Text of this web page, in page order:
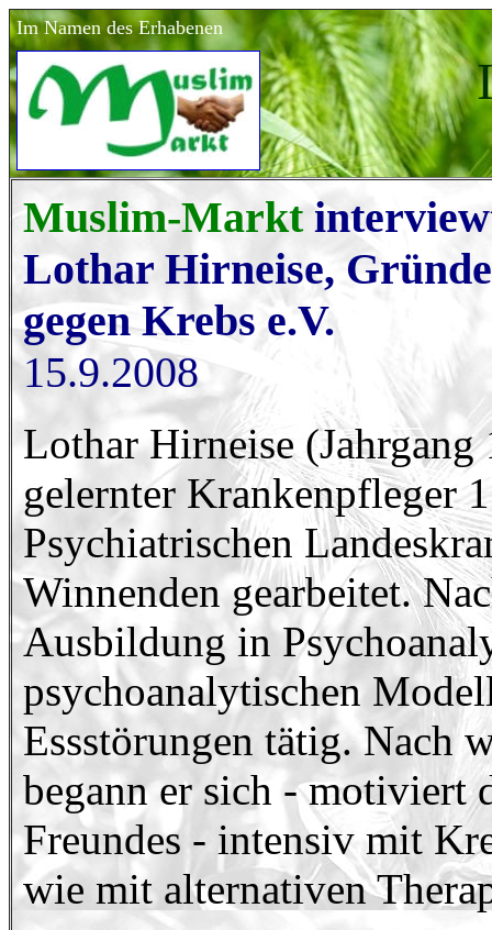
Im Namen des Erhabenen
Muslim-Markt
Lothar Hirneise,
gegen Krebs e.V.
15.9.2008
Lothar Hirneise (Jahrgang
gelernter Krankenpfleger
Psychiatrischen
Winnenden gearbeitet.
Ausbildung in
psychoanalytischen
Essstörungen tätig. Nach
begann er sich - motiviert
Freundes - intensiv mit
wie mit alternativen